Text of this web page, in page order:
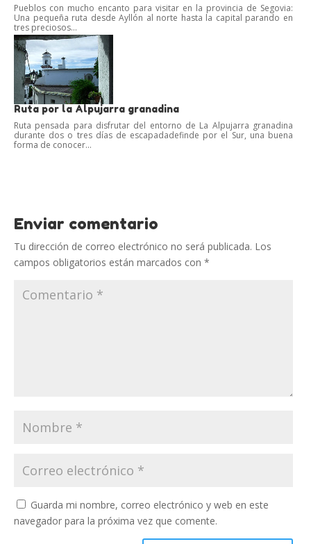
Pueblos con mucho encanto para visitar en la provincia de Segovia:
Una pequeña ruta desde Ayllón al norte hasta la capital parando en
tres preciosos...
Ruta por la Alpujarra granadina
Ruta pensada para disfrutar del entorno de La Alpujarra granadina
durante dos o tres días de escapadadefinde por el Sur, una buena
forma de conocer...
Enviar comentario
Tu dirección de correo electrónico no será publicada. Los
campos obligatorios están marcados con *
Guarda mi nombre, correo electrónico y web en este
navegador para la próxima vez que comente.